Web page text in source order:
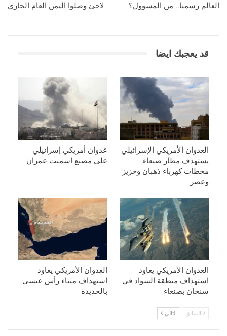
العالم رسميا.. من المسؤول؟
لاجئ وصلوا اليمن العام الجاري
قد يعجبك ايضا
العدوان الأمريكي الإسرائيلي
يستهدف مطار صنعاء
محطات كهرباء ذهبان وحزيز
وعصر
عدوان أمريكي إسرائيلي
على مصنع اسمنت عمران
العدوان الأمريكي يعاود
استهداف منطقة السواد في
سنحان بصنعاء
العدوان الأمريكي يعاود
استهداف ميناء رأس عيسى
بالحديدة
السابق التالي